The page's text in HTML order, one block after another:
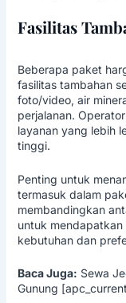
Fasilitas
Beberapa paket
fasilitas tambahan
foto/video, air
perjalanan.
layanan yang lebih
tinggi.
Penting untuk
termasuk dalam
membandingkan
untuk
kebutuhan dan
Baca Juga: Sewa
Gunung